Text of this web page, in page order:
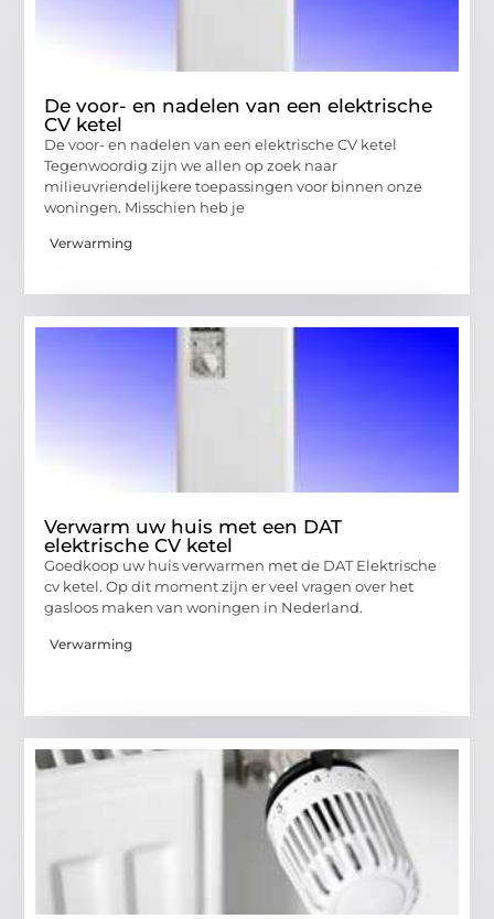
De voor- en nadelen van een elektrische
CV ketel
De voor- en nadelen van een elektrische CV ketel
Tegenwoordig zijn we allen op zoek naar
milieuvriendelijkere toepassingen voor binnen onze
woningen. Misschien heb je
Verwarming
Verwarm uw huis met een DAT
elektrische CV ketel
Goedkoop uw huis verwarmen met de DAT Elektrische
cv ketel. Op dit moment zijn er veel vragen over het
gasloos maken van woningen in Nederland.
Verwarming